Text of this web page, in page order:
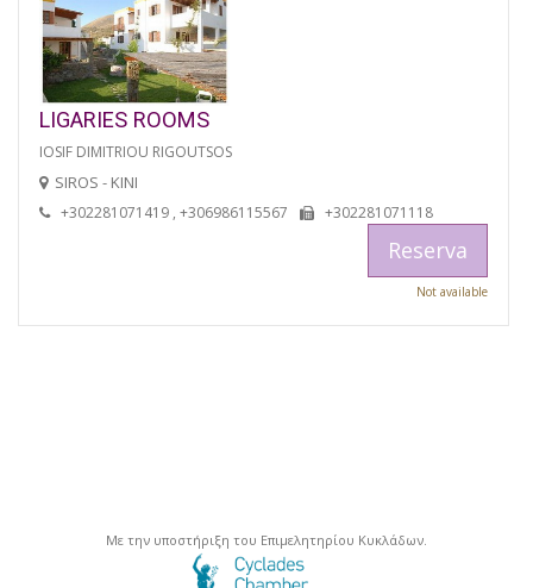
LIGARIES ROOMS
IOSIF DIMITRIOU RIGOUTSOS
SIROS - KINI
+302281071419 , +306986115567 +302281071118
Reserva
Not available
Με την υποστήριξη του Επιμελητηρίου Κυκλάδων.